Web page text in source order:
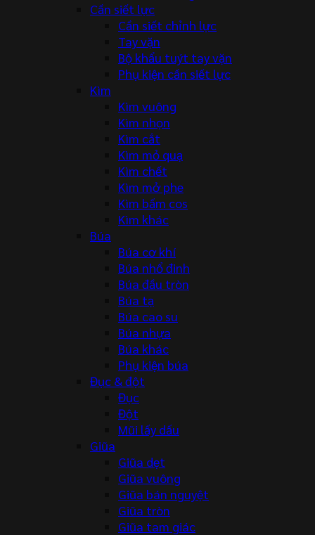
Cần siết lực
Cần siết chỉnh lực
Tay vặn
Bộ khẩu tuýt tay vặn
Phụ kiện cần siết lực
Kìm
Kìm vuông
Kìm nhọn
Kìm cắt
Kìm mỏ quạ
Kìm chết
Kìm mở phe
Kìm bấm cos
Kìm khác
Búa
Búa cơ khí
Búa nhổ đinh
Búa đầu tròn
Búa tạ
Búa cao su
Búa nhựa
Búa khác
Phụ kiện búa
Đục & đột
Đục
Đột
Mũi lấy dấu
Giũa
Giũa dẹt
Giũa vuông
Giũa bán nguyệt
Giũa tròn
Giũa tam giác